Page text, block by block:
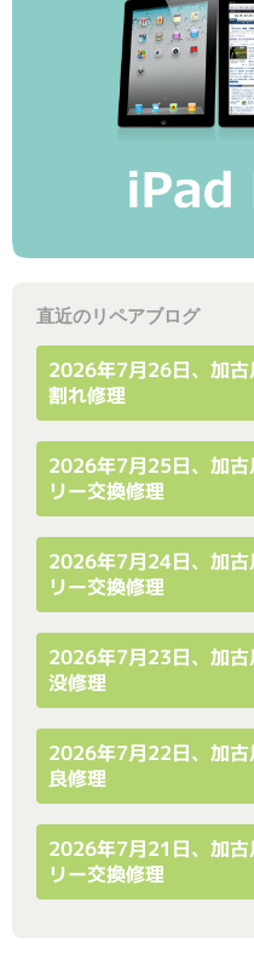
直近のリペアブログ
2026年7月26日、加
割れ修理
2026年7月25日、加
リー交換修理
2026年7月24日、加
リー交換修理
2026年7月23日、加
没修理
2026年7月22日、加
良修理
2026年7月21日、加
リー交換修理